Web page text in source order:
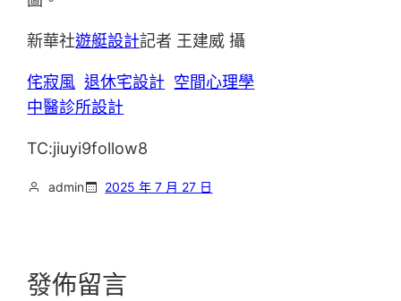
新華社遊艇設計記者 王建威 攝
侘寂風 退休宅設計 空間心理學
中醫診所設計
TC:jiuyi9follow8
admin 2025 年 7 月 27 日
發佈留言